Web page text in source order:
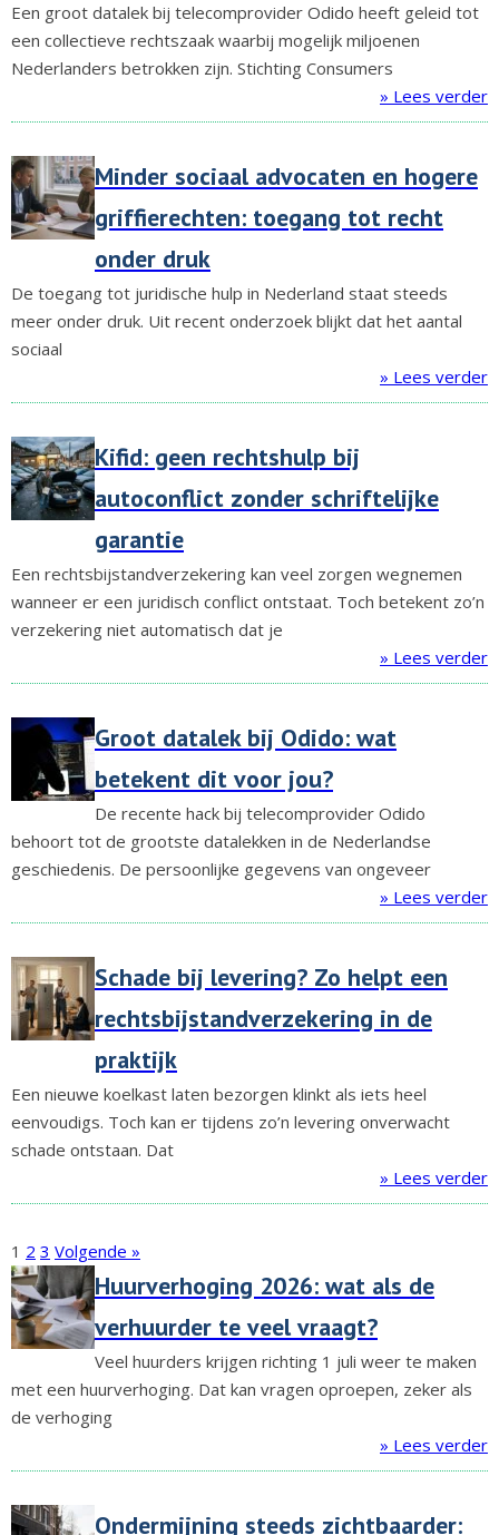
Een groot datalek bij telecomprovider Odido heeft geleid tot
een collectieve rechtszaak waarbij mogelijk miljoenen
Nederlanders betrokken zijn. Stichting Consumers
» Lees verder
Minder sociaal advocaten en hogere
griffierechten: toegang tot recht
onder druk
De toegang tot juridische hulp in Nederland staat steeds
meer onder druk. Uit recent onderzoek blijkt dat het aantal
sociaal
» Lees verder
Kifid: geen rechtshulp bij
autoconflict zonder schriftelijke
garantie
Een rechtsbijstandverzekering kan veel zorgen wegnemen
wanneer er een juridisch conflict ontstaat. Toch betekent zo’n
verzekering niet automatisch dat je
» Lees verder
Groot datalek bij Odido: wat
betekent dit voor jou?
De recente hack bij telecomprovider Odido
behoort tot de grootste datalekken in de Nederlandse
geschiedenis. De persoonlijke gegevens van ongeveer
» Lees verder
Schade bij levering? Zo helpt een
rechtsbijstandverzekering in de
praktijk
Een nieuwe koelkast laten bezorgen klinkt als iets heel
eenvoudigs. Toch kan er tijdens zo’n levering onverwacht
schade ontstaan. Dat
» Lees verder
1 2 3 Volgende »
Huurverhoging 2026: wat als de
verhuurder te veel vraagt?
Veel huurders krijgen richting 1 juli weer te maken
met een huurverhoging. Dat kan vragen oproepen, zeker als
de verhoging
» Lees verder
Ondermijning steeds zichtbaarder: